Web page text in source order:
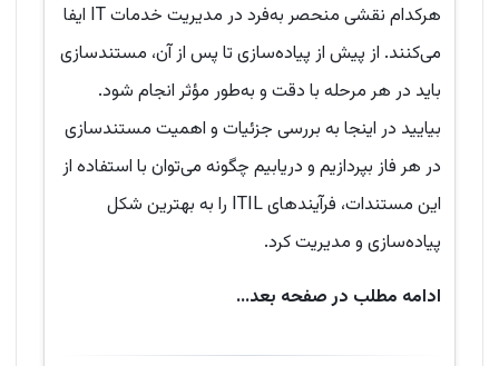
هرکدام نقشی منحصر به‌فرد در مدیریت خدمات IT ایفا
می‌کنند. از پیش از پیاده‌سازی تا پس از آن، مستندسازی
باید در هر مرحله با دقت و به‌طور مؤثر انجام شود.
بیایید در اینجا به بررسی جزئیات و اهمیت مستندسازی
در هر فاز بپردازیم و دریابیم چگونه می‌توان با استفاده از
این مستندات، فرآیندهای ITIL را به بهترین شکل
پیاده‌سازی و مدیریت کرد.
ادامه مطلب در صفحه بعد...